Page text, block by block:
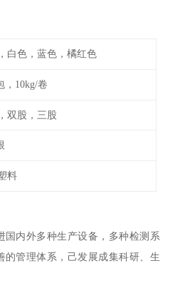
白色，蓝色，橘红色
，10kg/卷
双股，三股
料
国内外多种生产设备，多种检测系
的管理体系，己发展成集科研、生